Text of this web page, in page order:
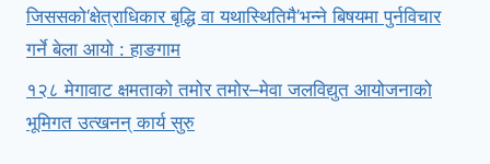
जिससको‘क्षेत्राधिकार बृद्धि वा यथास्थितिमै’भन्ने बिषयमा पुर्नविचार
गर्ने बेला आयो : हाङगाम
१२८ मेगावाट क्षमताको तमोर तमोर–मेवा जलविद्युत आयोजनाको
भूमिगत उत्खनन् कार्य सुरु